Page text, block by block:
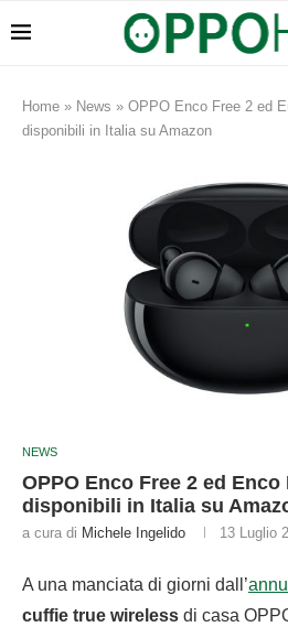
Home » News » OPPO Enco Free 2 ed
disponibili in Italia su Amazon
NEWS
OPPO Enco Free 2 ed
disponibili in Italia su
a cura di Michele Ingelido 13 Luglio
A una manciata di giorni dall’
cuffie true wireless di casa